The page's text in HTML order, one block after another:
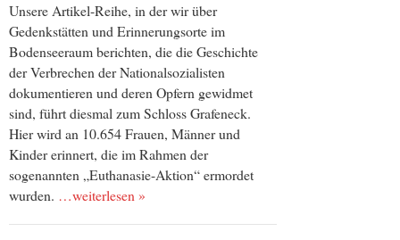
Unsere Artikel-Reihe, in der wir über
Gedenkstätten und Erinnerungsorte im
Bodenseeraum berichten, die die Geschichte
der Verbrechen der Nationalsozialisten
dokumentieren und deren Opfern gewidmet
sind, führt diesmal zum Schloss Grafeneck.
Hier wird an 10.654 Frauen, Männer und
Kinder erinnert, die im Rahmen der
sogenannten „Euthanasie-Aktion“ ermordet
wurden. …weiterlesen »